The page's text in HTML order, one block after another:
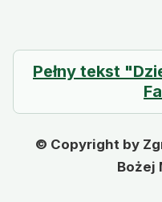
Pełny tekst
© Copyright by
Bożej